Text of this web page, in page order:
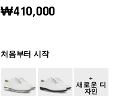
₩410,000
처음부터 시작
+
새로운 디
자인